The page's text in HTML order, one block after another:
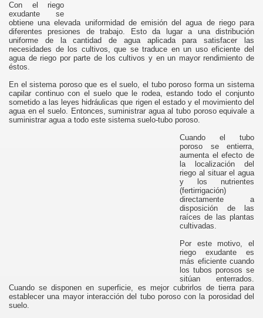
Con el riego
exudante se
obtiene una elevada uniformidad de emisión del agua de riego para
diferentes presiones de trabajo. Esto da lugar a una distribución
uniforme de la cantidad de agua aplicada para satisfacer las
necesidades de los cultivos, que se traduce en un uso eficiente del
agua de riego por parte de los cultivos y en un mayor rendimiento de
éstos.
En el sistema poroso que es el suelo, el tubo poroso forma un sistema
capilar continuo con el suelo que le rodea, estando todo el conjunto
sometido a las leyes hidráulicas que rigen el estado y el movimiento del
agua en el suelo. Entonces, suministrar agua al tubo poroso equivale a
suministrar agua a todo este sistema suelo-tubo poroso.
Cuando el tubo
poroso se entierra,
aumenta el efecto de
la localización del
riego al situar el agua
y los nutrientes
(fertirrigación)
directamente a
disposición de las
raíces de las plantas
cultivadas.
Por este motivo, el
riego exudante es
más eficiente cuando
los tubos porosos se
sitúan enterrados.
Cuando se disponen en superficie, es mejor cubrirlos de tierra para
establecer una mayor interacción del tubo poroso con la porosidad del
suelo.